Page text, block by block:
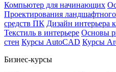
Компьютер для начинающих
Проектирования
средств ПК Дизайн интерьера
Текстиль в интерьере Основы
стен Курсы AutoCAD Курсы
Бизнес-курсы